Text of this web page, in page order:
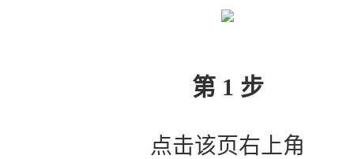
第 1 步
点击该页右上角